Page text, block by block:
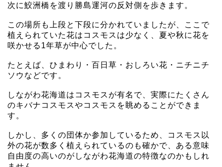
次に鮫洲橋を渡り勝島運河の反対側を歩きます。
この場所も上段と下段に分かれていましたが、ここで
植えられていた花はコスモスは少なく、夏や秋に花を
咲かせる1年草が中心でした。
たとえば、ひまわり・百日草・おしろい花・ニチニチ
ソウなどです。
しながわ花海道はコスモスが有名で、実際にたくさん
のキバナコスモスやコスモスを眺めることができま
す。
しかし、多くの団体か参加しているため、コスモス以
外の花が数多く植えられているのも確かで、ある意味
自由度の高いのがしながわ花海道の特徴なのかもしれ